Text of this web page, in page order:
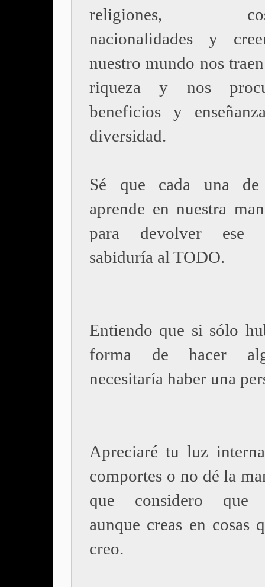
religiones,
nacionalidades y
nuestro mundo nos
riqueza y nos
beneficios y
diversidad.
Sé que cada una de
aprende en nuestra
para devolver ese
sabiduría al TODO.
Entiendo que si sólo
forma de hacer
necesitaría haber una
Apreciaré tu luz
comportes o no dé la
que considero que
aunque creas en cosas
creo.